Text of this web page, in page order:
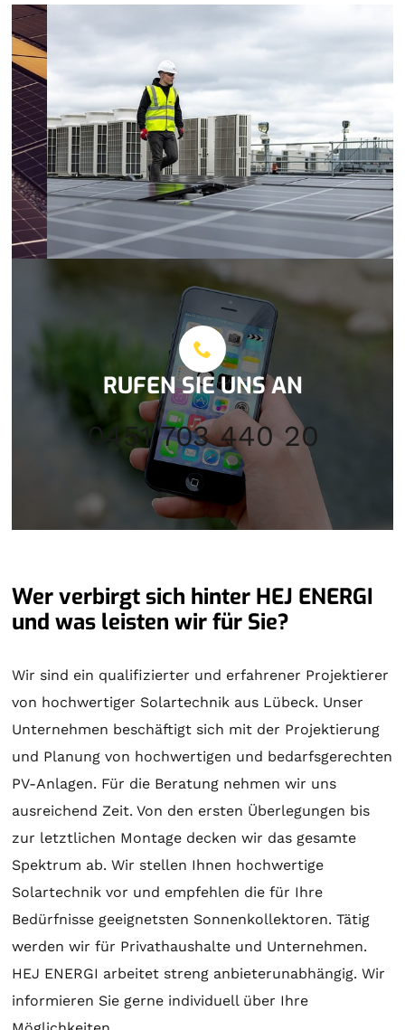
RUFEN SIE UNS AN
0451 703 440 20
Wer verbirgt sich hinter HEJ ENERGI
und was leisten wir für Sie?
Wir sind ein qualifizierter und erfahrener Projektierer
von hochwertiger Solartechnik aus Lübeck. Unser
Unternehmen beschäftigt sich mit der Projektierung
und Planung von hochwertigen und bedarfsgerechten
PV-Anlagen. Für die Beratung nehmen wir uns
ausreichend Zeit. Von den ersten Überlegungen bis
zur letztlichen Montage decken wir das gesamte
Spektrum ab. Wir stellen Ihnen hochwertige
Solartechnik vor und empfehlen die für Ihre
Bedürfnisse geeignetsten Sonnenkollektoren. Tätig
werden wir für Privathaushalte und Unternehmen.
HEJ ENERGI arbeitet streng anbieterunabhängig. Wir
informieren Sie gerne individuell über Ihre